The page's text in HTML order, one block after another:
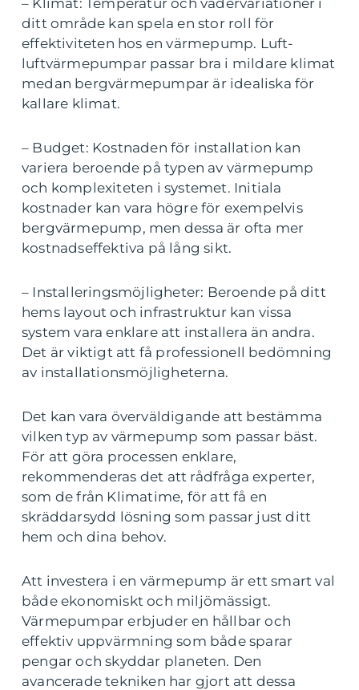
ditt område kan spela en stor roll för
effektiviteten hos en värmepump. Luft-
luftvärmepumpar passar bra i mildare klimat
medan bergvärmepumpar är idealiska för
kallare klimat.
– Budget: Kostnaden för installation kan
variera beroende på typen av värmepump
och komplexiteten i systemet. Initiala
kostnader kan vara högre för exempelvis
bergvärmepump, men dessa är ofta mer
kostnadseffektiva på lång sikt.
– Installeringsmöjligheter: Beroende på ditt
hems layout och infrastruktur kan vissa
system vara enklare att installera än andra.
Det är viktigt att få professionell bedömning
av installationsmöjligheterna.
Det kan vara överväldigande att bestämma
vilken typ av värmepump som passar bäst.
För att göra processen enklare,
rekommenderas det att rådfråga experter,
som de från Klimatime, för att få en
skräddarsydd lösning som passar just ditt
hem och dina behov.
Att investera i en värmepump är ett smart val
både ekonomiskt och miljömässigt.
Värmepumpar erbjuder en hållbar och
effektiv uppvärmning som både sparar
pengar och skyddar planeten. Den
avancerade tekniken har gjort att dessa